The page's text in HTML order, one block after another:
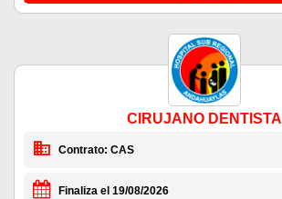
CIRUJANO DENTISTA
Contrato: CAS
Finaliza el 19/08/2026